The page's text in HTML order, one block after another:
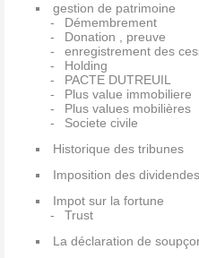
gestion de patrimoine
Démembrement
Donation , preuve
enregistrement des
Holding
PACTE DUTREUIL
Plus value immobiliere
Plus values mobilières
Societe civile
Historique des tribunes
Imposition des dividendes
Impot sur la fortune
Trust
La déclaration de